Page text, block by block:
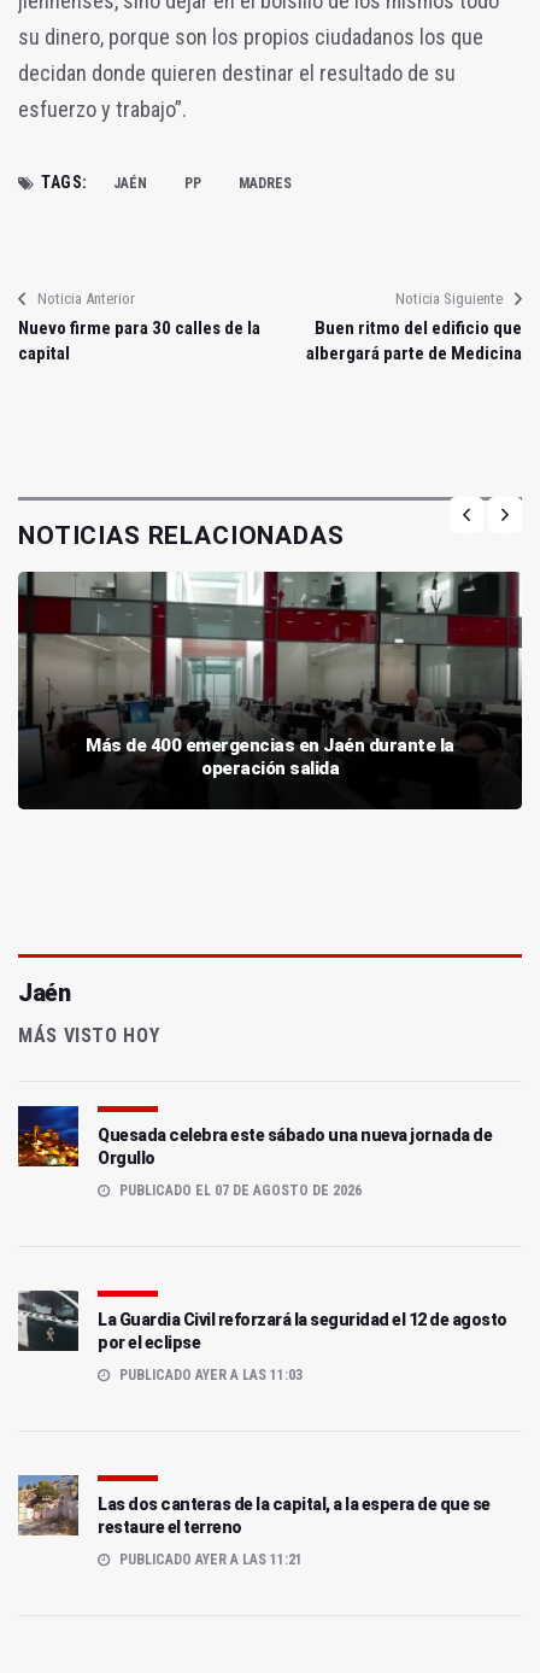
su dinero, porque son los propios ciudadanos los que
decidan donde quieren destinar el resultado de su
esfuerzo y trabajo”.
TAGS: JAÉN PP MADRES
Noticia Anterior
Nuevo firme para 30 calles de la
capital
Noticia Siguiente
Buen ritmo del edificio que
albergará parte de Medicina
NOTICIAS RELACIONADAS
Más de 400 emergencias en Jaén durante la
operación salida
Jaén
MÁS VISTO HOY
Quesada celebra este sábado una nueva jornada de
Orgullo
PUBLICADO EL 07 DE AGOSTO DE 2026
La Guardia Civil reforzará la seguridad el 12 de agosto
por el eclipse
PUBLICADO AYER A LAS 11:03
Las dos canteras de la capital, a la espera de que se
restaure el terreno
PUBLICADO AYER A LAS 11:21